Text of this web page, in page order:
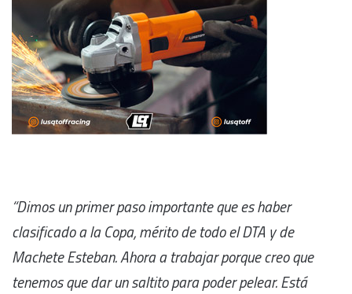
“Dimos un primer paso importante que es haber
clasificado a la Copa, mérito de todo el DTA y de
Machete Esteban. Ahora a trabajar porque creo que
tenemos que dar un saltito para poder pelear. Está